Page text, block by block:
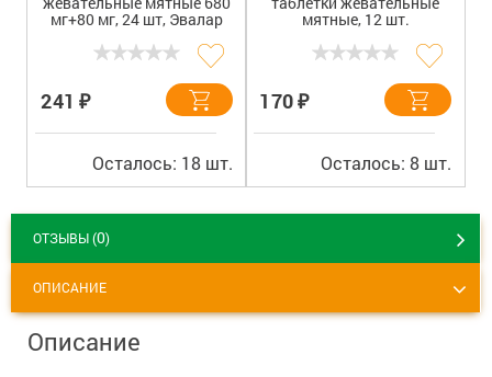
мг+80 мг, 24 шт, Эвалар
241 ₽
Осталось: 18 шт.
мятные, 12 шт.
170₽
Осталось: 8 шт.
ОТЗЫВЫ (0)
ОПИСАНИЕ
Описание